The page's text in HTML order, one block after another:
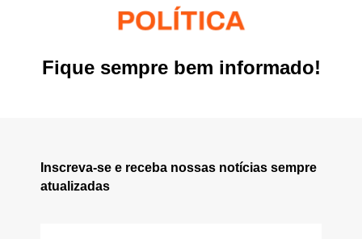
Fique sempre bem informado!
Inscreva-se e receba nossas notícias sempre
atualizadas